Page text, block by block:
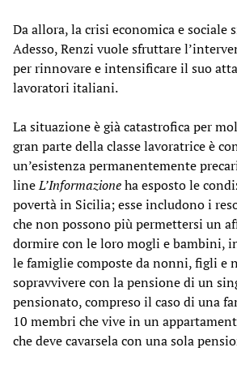
Da allora, la crisi economica e sociale
Adesso, Renzi vuole sfruttare
per rinnovare e intensificare il suo
lavoratori italiani.
La situazione è già catastrofica per
gran parte della classe lavoratrice è
un’esistenza permanentemente
lineL’Informazioneha esposto le
povertà in Sicilia; esse includono i
che non possono più permettersi un
dormire con le loro mogli e bambini,
le famiglie composte da nonni, figli e
sopravvivere con la pensione di un
pensionato, compreso il caso di una
10 membri che vive in un
che deve cavarsela con una sola